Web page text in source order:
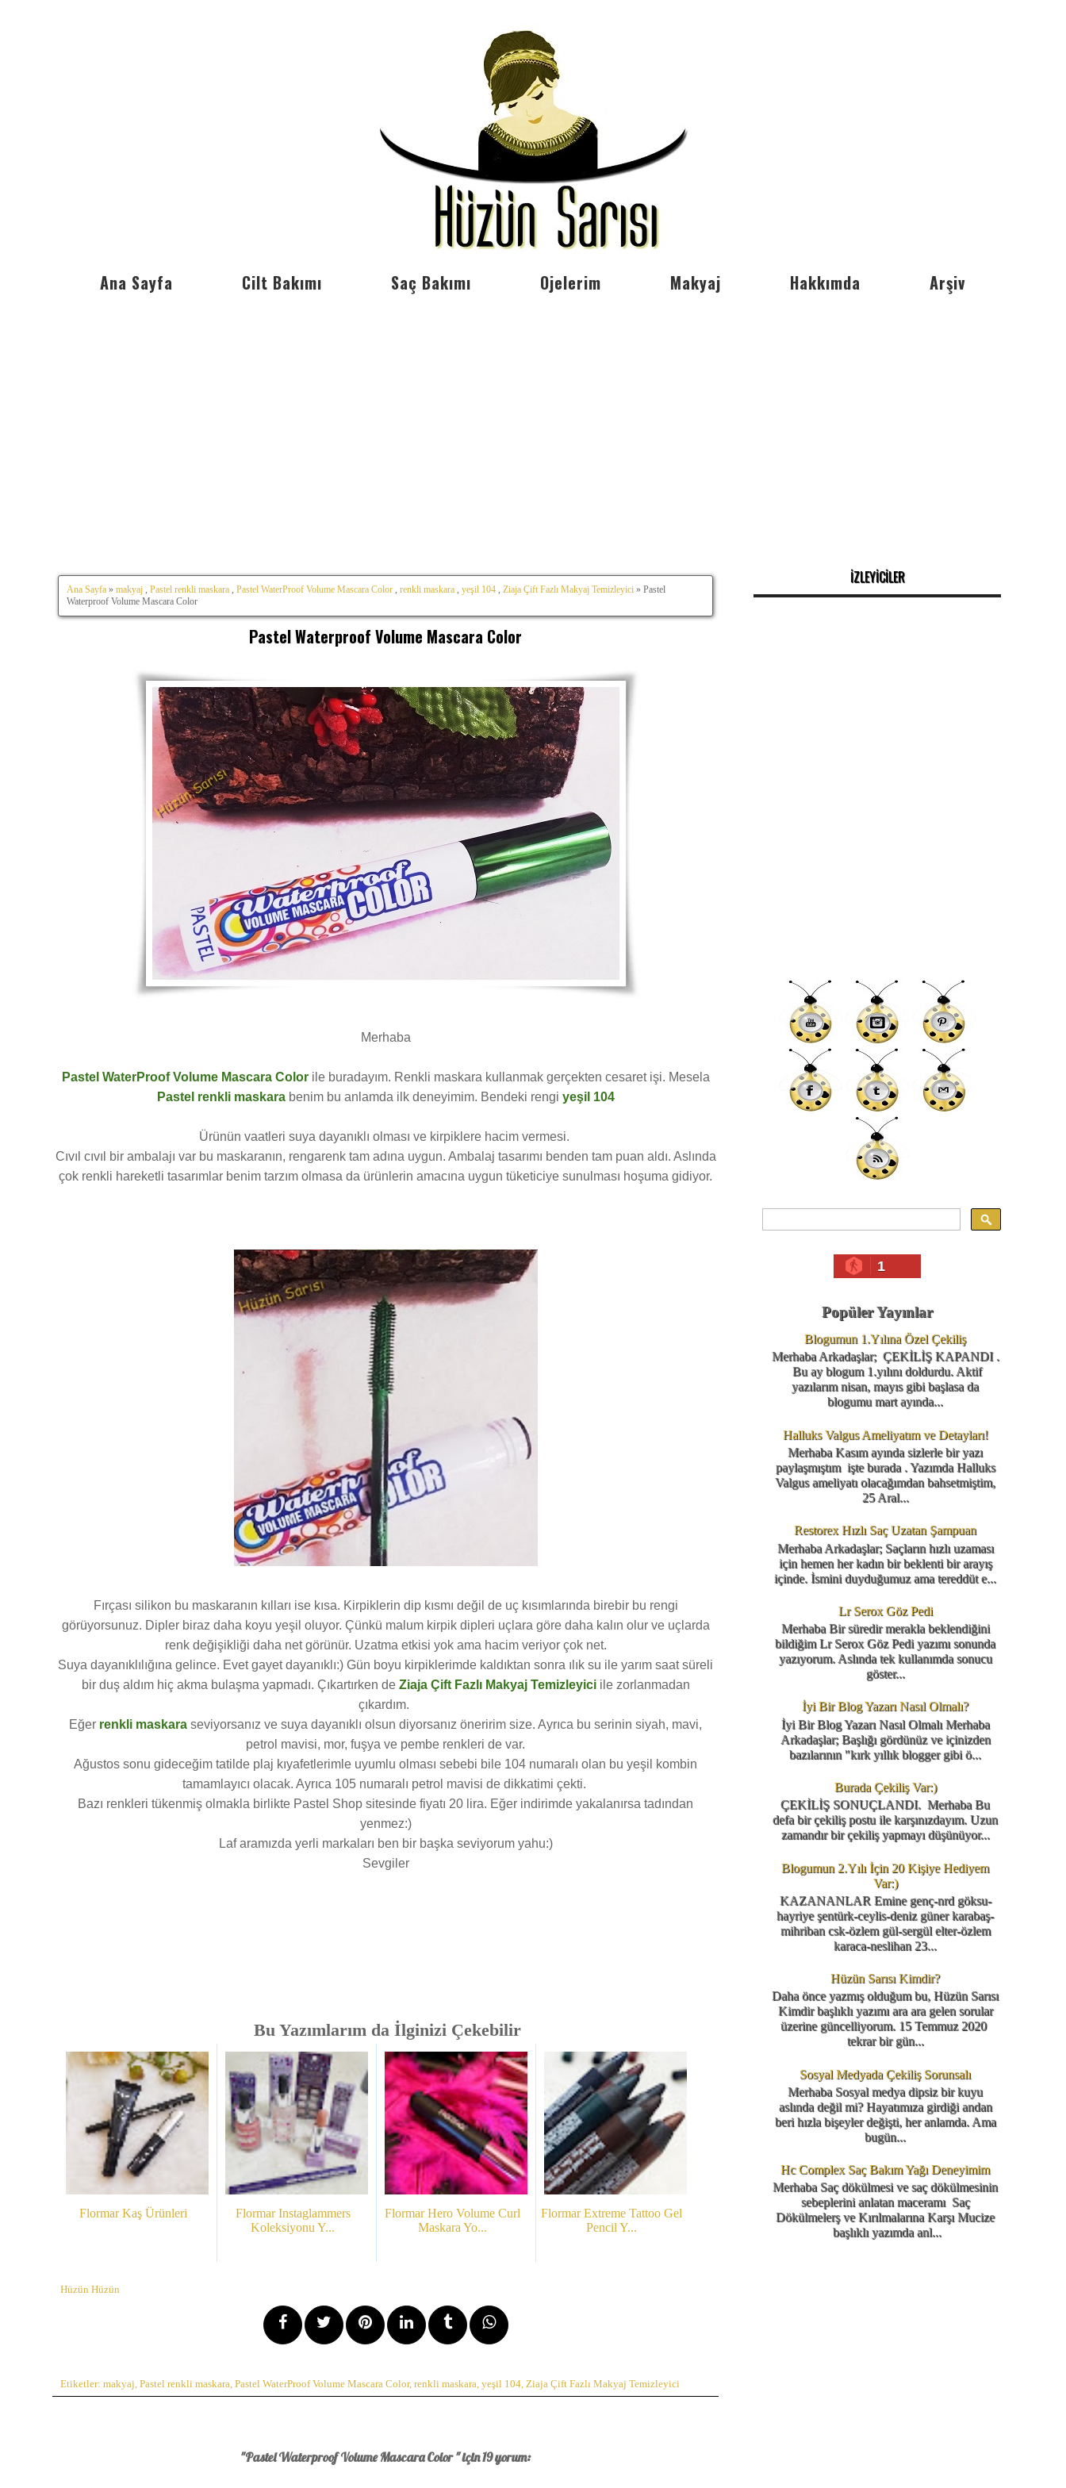
Ana Sayfa Cilt Bakımı Saç Bakımı Ojelerim Makyaj Hakkımda Arşiv
Ana Sayfa » makyaj , Pastel renkli maskara , Pastel WaterProof Volume Mascara Color , renkli maskara , yeşil 104 , Ziaja Çift Fazlı Makyaj Temizleyici » Pastel
Waterproof Volume Mascara Color
Pastel Waterproof Volume Mascara Color
Merhaba
Pastel WaterProof Volume Mascara Colorile buradayım. Renkli maskara kullanmak gerçekten cesaret işi. Mesela
Pastel renkli maskarabenim bu anlamda ilk deneyimim. Bendeki rengi yeşil 104
Ürünün vaatleri suya dayanıklı olması ve kirpiklere hacim vermesi.
Cıvıl cıvıl bir ambalajı var bu maskaranın, rengarenk tam adına uygun. Ambalaj tasarımı benden tam puan aldı. Aslında
çok renkli hareketli tasarımlar benim tarzım olmasa da ürünlerin amacına uygun tüketiciye sunulması hoşuma gidiyor.
Fırçası silikon bu maskaranın kılları ise kısa. Kirpiklerin dip kısmı değil de uç kısımlarında birebir bu rengi
görüyorsunuz. Dipler biraz daha koyu yeşil oluyor. Çünkü malum kirpik dipleri uçlara göre daha kalın olur ve uçlarda
renk değişikliği daha net görünür. Uzatma etkisi yok ama hacim veriyor çok net.
Suya dayanıklılığına gelince. Evet gayet dayanıklı:) Gün boyu kirpiklerimde kaldıktan sonra ılık su ile yarım saat süreli
bir duş aldım hiç akma bulaşma yapmadı. Çıkartırken de Ziaja Çift Fazlı Makyaj Temizleyiciile zorlanmadan
çıkardım.
Eğer renkli maskara seviyorsanız ve suya dayanıklı olsun diyorsanız öneririm size. Ayrıca bu serinin siyah, mavi,
petrol mavisi, mor, fuşya ve pembe renkleri de var.
Ağustos sonu gideceğim tatilde plaj kıyafetlerimle uyumlu olması sebebi bile 104 numaralı olan bu yeşil kombin
tamamlayıcı olacak. Ayrıca 105 numaralı petrol mavisi de dikkatimi çekti.
Bazı renkleri tükenmiş olmakla birlikte Pastel Shop sitesinde fiyatı 20 lira. Eğer indirimde yakalanırsa tadından
yenmez:)
Laf aramızda yerli markaları ben bir başka seviyorum yahu:)
Sevgiler
Bu Yazımlarım da İlginizi Çekebilir
Flormar Kaş Ürünleri
Flormar Instaglammers
Koleksiyonu Y...
Flormar Hero Volume Curl
Maskara Yo...
Flormar Extreme Tattoo Gel
Pencil Y...
Hüzün Hüzün
Etiketler: makyaj Pastel renkli maskara Pastel WaterProof Volume Mascara Color, renkli maskara yeşil 104 Ziaja Çift Fazlı Makyaj Temizleyici
"Pastel Waterproof Volume Mascara Color " için 19 yorum:
İZLEYİCİLER
1
Popüler Yayınlar
Blogumun 1.Yılına Özel Çekiliş
Merhaba Arkadaşlar; ÇEKİLİŞ KAPANDI .
Bu ay blogum 1.yılını doldurdu. Aktif
yazılarım nisan, mayıs gibi başlasa da
blogumu mart ayında...
Halluks Valgus Ameliyatım ve Detayları!
Merhaba Kasım ayında sizlerle bir yazı
paylaşmıştım işte burada . Yazımda Halluks
Valgus ameliyatı olacağımdan bahsetmiştim,
25 Aral...
Restorex Hızlı Saç Uzatan Şampuan
Merhaba Arkadaşlar; Saçların hızlı uzaması
için hemen her kadın bir beklenti bir arayış
içinde. İsmini duyduğumuz ama tereddüt e...
Lr Serox Göz Pedi
Merhaba Bir süredir merakla beklendiğini
bildiğim Lr Serox Göz Pedi yazımı sonunda
yazıyorum. Aslında tek kullanımda sonucu
göster...
İyi Bir Blog Yazarı Nasıl Olmalı?
İyi Bir Blog Yazarı Nasıl Olmalı Merhaba
Arkadaşlar; Başlığı gördünüz ve içinizden
bazılarının "kırk yıllık blogger gibi ö...
Burada Çekiliş Var:)
ÇEKİLİŞ SONUÇLANDI. Merhaba Bu
defa bir çekiliş postu ile karşınızdayım. Uzun
zamandır bir çekiliş yapmayı düşünüyor...
Blogumun 2.Yılı İçin 20 Kişiye Hediyem
Var:)
KAZANANLAR Emine genç-nrd göksu-
hayriye şentürk-ceylis-deniz güner karabaş-
mihriban csk-özlem gül-sergül elter-özlem
karaca-neslihan 23...
Hüzün Sarısı Kimdir?
Daha önce yazmış olduğum bu, Hüzün Sarısı
Kimdir başlıklı yazımı ara ara gelen sorular
üzerine güncelliyorum. 15 Temmuz 2020
tekrar bir gün...
Sosyal Medyada Çekiliş Sorunsalı
Merhaba Sosyal medya dipsiz bir kuyu
aslında değil mi? Hayatımıza girdiği andan
beri hızla bişeyler değişti, her anlamda. Ama
bugün...
Hc Complex Saç Bakım Yağı Deneyimim
Merhaba Saç dökülmesi ve saç dökülmesinin
sebeplerini anlatan maceramı Saç
Dökülmelerş ve Kırılmalarına Karşı Mucize
başlıklı yazımda anl...